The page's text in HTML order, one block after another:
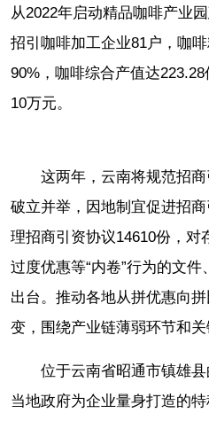
从2022年启动精品咖啡产业
招引咖啡加工企业81户，咖
90%，咖啡综合产值达
10万元。
这两年，云南将规范招商
破立并举，因地制宜促进招
理招商引资协议14610份，对
过度优惠等“内卷”行为的文
出台。推动各地从拼优惠向
变，围绕产业链薄弱环节和关
位于云南省昭通市镇雄
当地政府为企业量身打造的